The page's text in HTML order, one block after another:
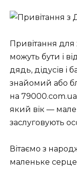
Привітання
можуть бути і
дядь, дідусів і
знайомий або
на
який вік —
заслуговують
Вітаємо з
маленьке серце